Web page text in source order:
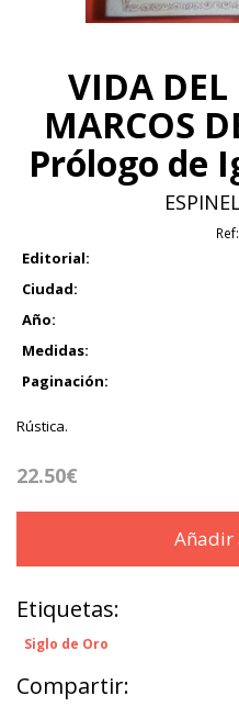
VIDA DEL
MARCOS
Prólogo de
Ref:
Editorial:
Ciudad:
Año:
Medidas:
Paginación:
Rústica.
22.50€
Añadir
Etiquetas:
Siglo de Oro
Compartir: